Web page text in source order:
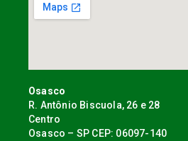
Osasco
R. Antônio Biscuola, 26 e 28
Centro
Osasco – SP CEP: 06097-140